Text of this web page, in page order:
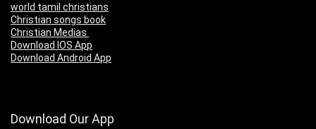
world tamil christians
Christian songs book
Christian Medias
Download IOS App
Download Android App
Download Our App